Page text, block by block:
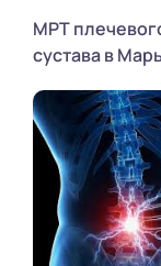
МРТ
сустава в